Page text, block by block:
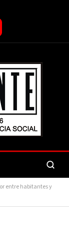
entre habitantes y